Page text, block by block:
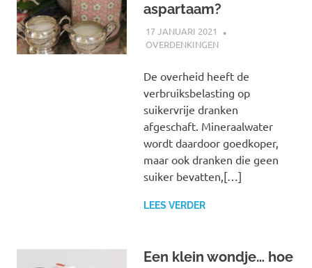
aspartaam?
17 JANUARI 2021
OVERDENKINGEN
De overheid heeft de
verbruiksbelasting op
suikervrije dranken
afgeschaft. Mineraalwater
wordt daardoor goedkoper,
maar ook dranken die geen
suiker bevatten,[…]
LEES VERDER
Een klein wondje… hoe